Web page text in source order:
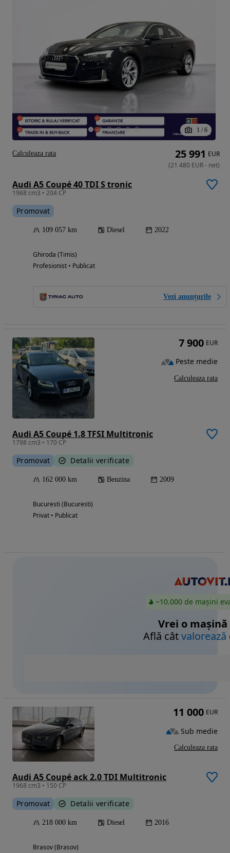
1 / 6
Audi A5 Coupé 40 TDI S tronic
1968 cm3 • 204 CP
Promovat
109 057 km Diesel 2022
Ghiroda (Timis)
Profesionist • Publicat
Vezi anunțurile
25 991 EUR
(21 480 EUR- net)
Calculeaza rata
Audi A5 Coupé 1.8 TFSI Multitronic
1798 cm3 • 170 CP
Promovat Detalii verificate
162 000 km Benzina 2009
Bucuresti (Bucuresti)
Privat • Publicat
7 900 EUR
Peste medie
Calculeaza rata
~10.000 de mașini
Vrei o mașină
Află câtvalorează
Audi A5 Coupé ack 2.0 TDI Multitronic
1968 cm3 • 150 CP
Promovat Detalii verificate
218 000 km Diesel 2016
Brasov (Brasov)
11 000 EUR
Sub medie
Calculeaza rata